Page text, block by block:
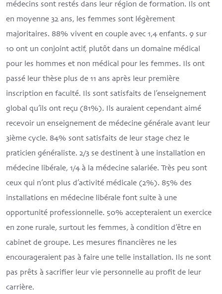
médecins sont restés dans leur région de formation. Ils ont
en moyenne 32 ans, les femmes sont légèrement
majoritaires. 88% vivent en couple avec 1,4 enfants. 9 sur
10 ont un conjoint actif, plutôt dans un domaine médical
pour les hommes et non médical pour les femmes. Ils ont
passé leur thèse plus de 11 ans après leur première
inscription en faculté. Ils sont satisfaits de l’enseignement
global qu’ils ont reçu (81%). Ils auraient cependant aimé
recevoir un enseignement de médecine générale avant leur
3ième cycle. 84% sont satisfaits de leur stage chez le
praticien généraliste. 2/3 se destinent à une installation en
médecine libérale, 1/4 à la médecine salariée. Très peu sont
ceux qui n’ont plus d’activité médicale (2%). 85% des
installations en médecine libérale font suite à une
opportunité professionnelle. 50% accepteraient un exercice
en zone rurale, surtout les femmes, à condition d’être en
cabinet de groupe. Les mesures financières ne les
encourageraient pas à faire une telle installation. Ils ne sont
pas prêts à sacrifier leur vie personnelle au profit de leur
carrière.